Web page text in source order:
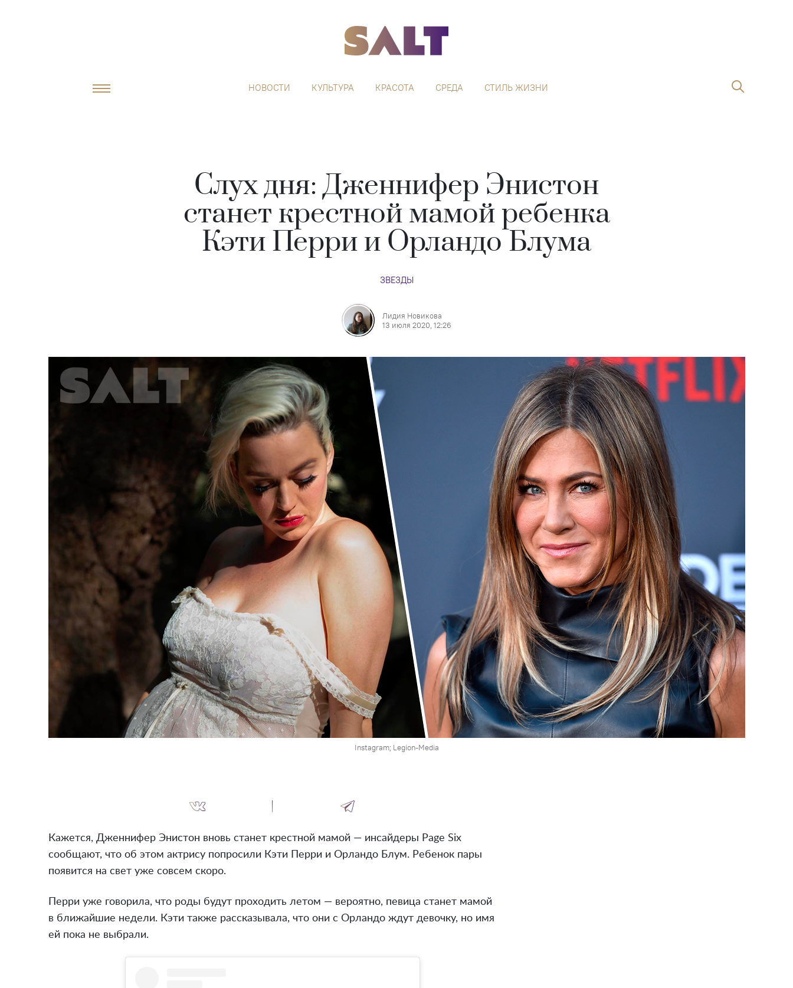
НОВОСТИ КУЛЬТУРА КРАСОТА СРЕДА СТИЛЬ ЖИЗНИ
Слух дня: Дженнифер Энистон
станет крестной мамой ребенка
Кэти Перри и Орландо Блума
ЗВЕЗДЫ
Лидия Новикова
13 июля 2020, 12:26
Instagram; Legion-Media
Кажется, Дженнифер Энистон вновь станет крестной мамой — инсайдеры Page Six
сообщают, что об этом актрису попросили Кэти Перри и Орландо Блум. Ребенок пары
появится на свет уже совсем скоро.
Перри уже говорила, что роды будут проходить летом — вероятно, певица станет мамой
в ближайшие недели. Кэти также рассказывала, что они с Орландо ждут девочку, но имя
ей пока не выбрали.